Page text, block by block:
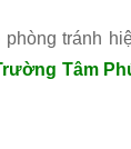
tránh
Tâm